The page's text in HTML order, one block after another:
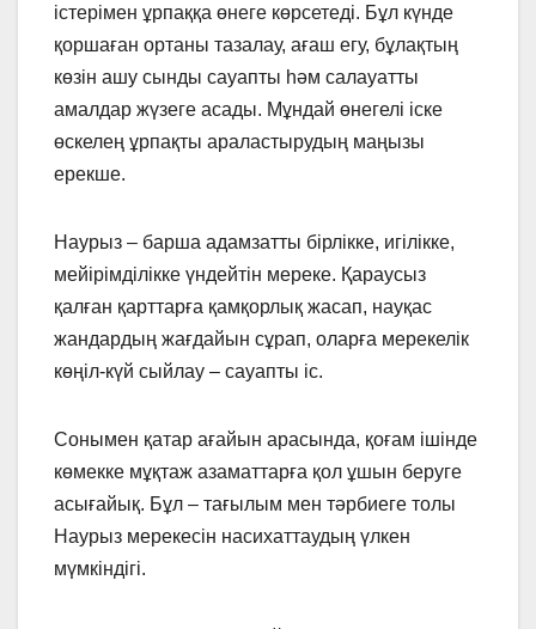
істерімен ұрпаққа өнеге көрсетеді. Бұл күнде
қоршаған ортаны тазалау, ағаш егу, бұлақтың
көзін ашу сынды сауапты һәм салауатты
амалдар жүзеге асады. Мұндай өнегелі іске
өскелең ұрпақты араластырудың маңызы
ерекше.
Наурыз – барша адамзатты бірлікке, игілікке,
мейірімділікке үндейтін мереке. Қараусыз
қалған қарттарға қамқорлық жасап, науқас
жандардың жағдайын сұрап, оларға мерекелік
көңіл-күй сыйлау – сауапты іс.
Сонымен қатар ағайын арасында, қоғам ішінде
көмекке мұқтаж азаматтарға қол ұшын беруге
асығайық. Бұл – тағылым мен тәрбиеге толы
Наурыз мерекесін насихаттаудың үлкен
мүмкіндігі.